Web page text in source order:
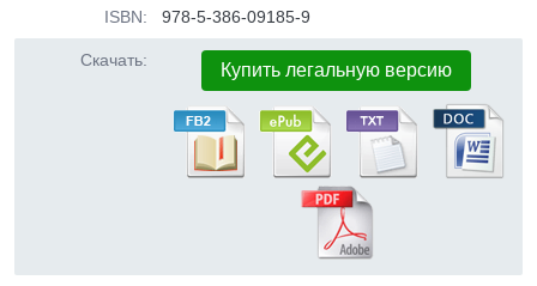
ISBN: 978-5-386-09185-9
Скачать: Купить легальную версию